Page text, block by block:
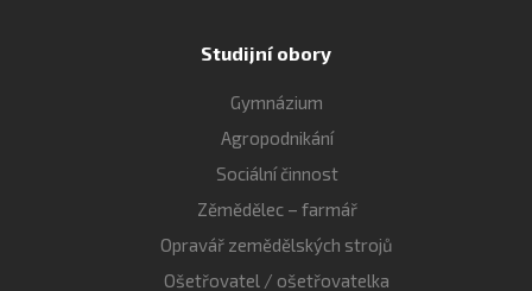
Studijní obory
Gymnázium
Agropodnikání
Sociální činnost
Zěmědělec – farmář
Opravář zemědělských strojů
Ošetřovatel / ošetřovatelka